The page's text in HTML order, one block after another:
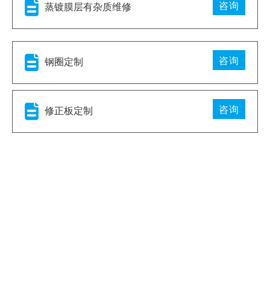
蒸镀膜层有杂质维修 咨询
钢圈定制 咨询
修正板定制 咨询